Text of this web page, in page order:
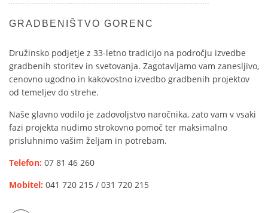
GRADBENIŠTVO GORENC
Družinsko podjetje z 33-letno tradicijo na področju izvedbe
gradbenih storitev in svetovanja. Zagotavljamo vam zanesljivo,
cenovno ugodno in kakovostno izvedbo gradbenih projektov
od temeljev do strehe.
Naše glavno vodilo je zadovoljstvo naročnika, zato vam v vsaki
fazi projekta nudimo strokovno pomoč ter maksimalno
prisluhnimo vašim željam in potrebam.
Telefon: 07 81 46 260
Mobitel: 041 720 215 / 031 720 215